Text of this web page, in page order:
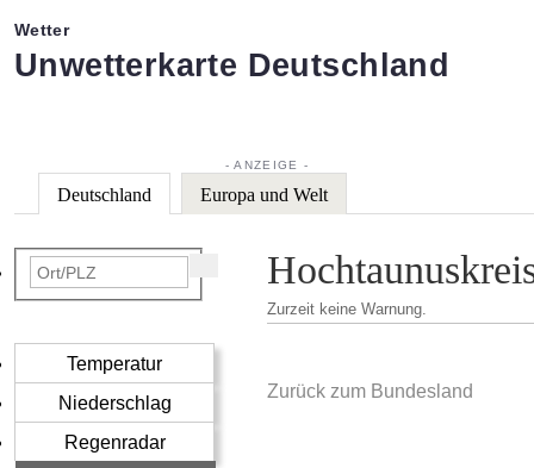
Wetter
:
Unwetterkarte Deutschland
Deutschland Europa und Welt
Temperatur
Niederschlag
Regenradar
Zurzeit keine Warnung.
Zurück zum Bundesland